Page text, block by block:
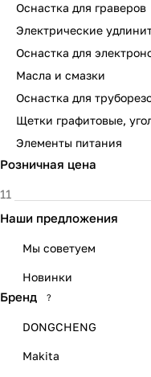
Оснастка для граверов
Электрические
Оснастка для
Масла и смазки
Оснастка для
Щетки графитовые,
Элементы питания
Розничная цена
Наши предложения
Мы советуем
Новинки
Бренд ?
DONGCHENG
Makita